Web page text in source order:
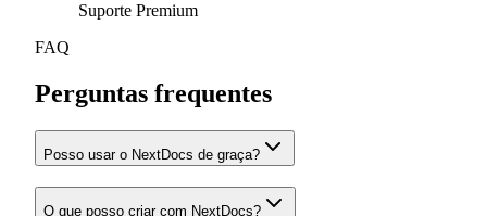
Suporte Premium
FAQ
Perguntas frequentes
Posso usar o NextDocs de graça?
O que posso criar com NextDocs?